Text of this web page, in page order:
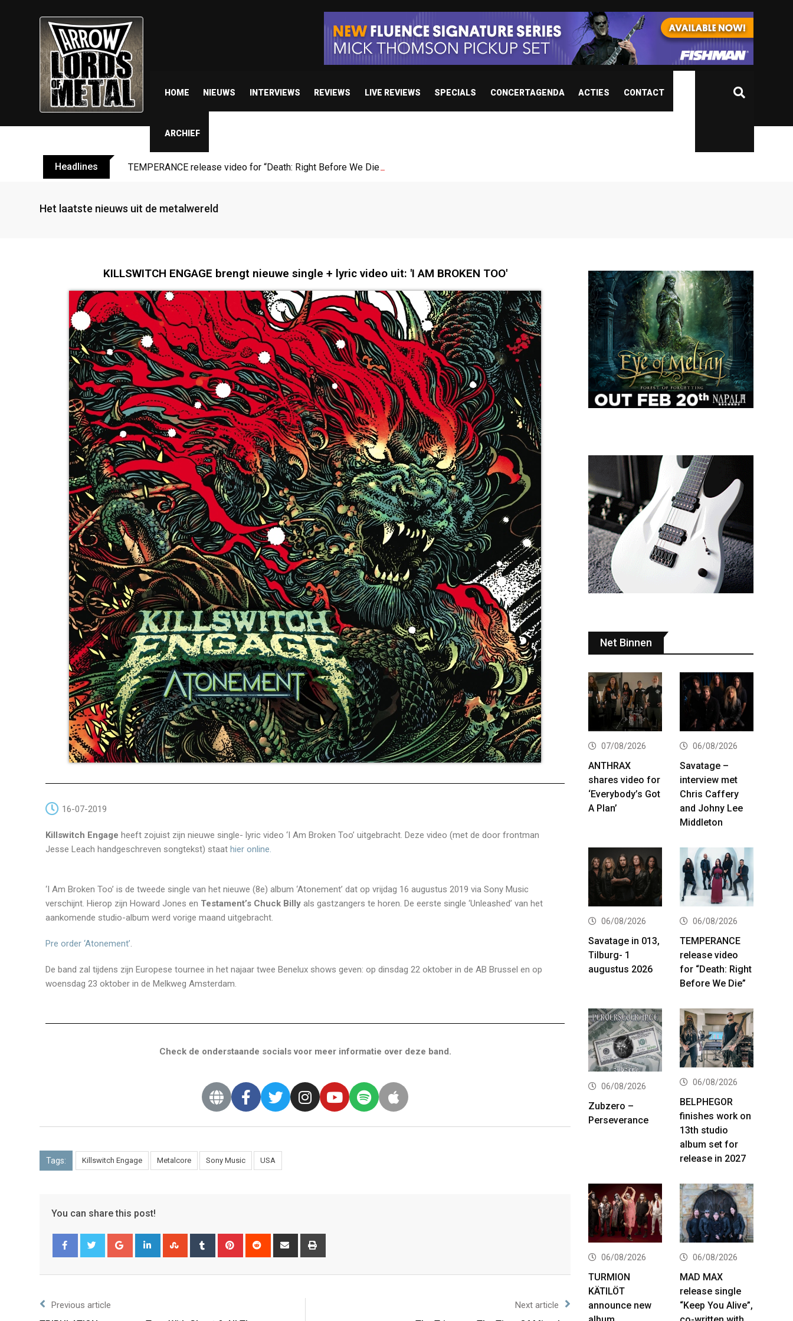
HOME NIEUWS INTERVIEWS REVIEWS LIVE REVIEWS SPECIALS CONCERTAGENDA ACTIES CONTACT
ARCHIEF
Headlines TEMPERANCE release video for “Death: Right Before We Die”
Het laatste nieuws uit de metalwereld
KILLSWITCH ENGAGE brengt nieuwe single + lyric video uit: 'I AM BROKEN TOO'
16-07-2019
Killswitch Engage heeft zojuist zijn nieuwe single- lyric video ‘I Am Broken Too’ uitgebracht. Deze video (met de door frontman
Jesse Leach handgeschreven songtekst) staat hier online.
‘I Am Broken Too’ is de tweede single van het nieuwe (8e) album ‘Atonement’ dat op vrijdag 16 augustus 2019 via Sony Music
verschijnt. Hierop zijn Howard Jones en Testament’s Chuck Billy als gastzangers te horen. De eerste single ‘Unleashed’ van het
aankomende studio-album werd vorige maand uitgebracht.
Pre order ‘Atonement’.
De band zal tijdens zijn Europese tournee in het najaar twee Benelux shows geven: op dinsdag 22 oktober in de AB Brussel en op
woensdag 23 oktober in de Melkweg Amsterdam.
Check de onderstaande socials voor meer informatie over deze band.
Tags: Killswitch Engage Metalcore Sony Music USA
You can share this post!
Previous article Next article
Net Binnen
07/08/2026
ANTHRAX
shares video for
‘Everybody’s Got
A Plan’
06/08/2026
Savatage –
interview met
Chris Caffery
and Johny Lee
Middleton
06/08/2026
Savatage in 013,
Tilburg- 1
augustus 2026
06/08/2026
TEMPERANCE
release video
for “Death: Right
Before We Die”
06/08/2026
Zubzero –
Perseverance
06/08/2026
BELPHEGOR
finishes work on
13th studio
album set for
release in 2027
06/08/2026
TURMION
KÄTILÖT
announce new
06/08/2026
MAD MAX
release single
“Keep You Alive”,